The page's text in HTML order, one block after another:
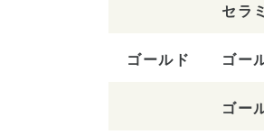
セラ
ゴールド ゴー
ゴー